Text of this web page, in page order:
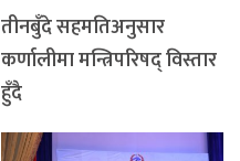
तीनबुँदे सहमतिअनुसार
कर्णालीमा मन्त्रिपरिषद् विस्तार
हुँदै